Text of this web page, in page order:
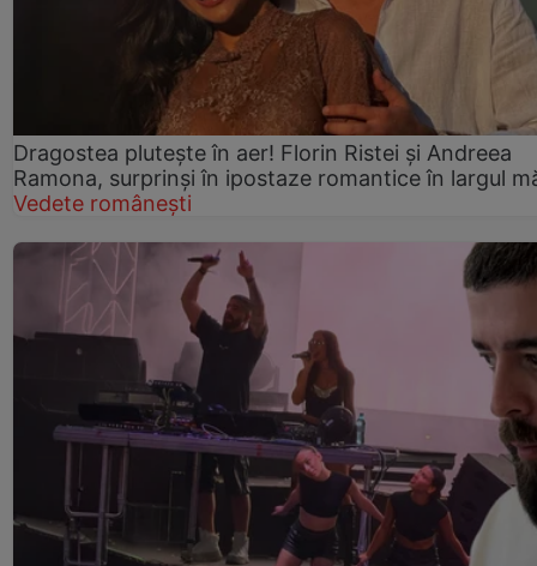
Dragostea plutește în aer! Florin Ristei și Andreea
Ramona, surprinși în ipostaze romantice în largul
Vedete românești